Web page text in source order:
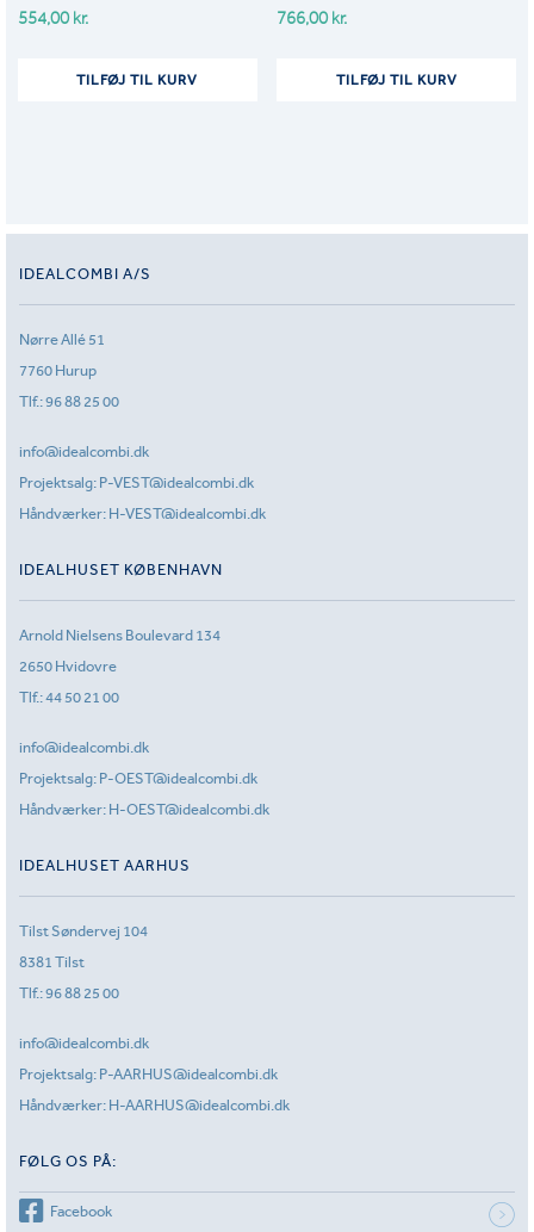
554,00kr.
TILFØJ TIL KURV
766,00kr.
TILFØJ TIL KURV
IDEALCOMBI A/S
Nørre Allé 51
7760 Hurup
Tlf.:96 88 25 00
info@idealcombi.dk
Projektsalg: P-VEST@idealcombi.dk
Håndværker: H-VEST@idealcombi.dk
IDEALHUSET KØBENHAVN
Arnold Nielsens Boulevard 134
2650 Hvidovre
Tlf.:44 50 21 00
info@idealcombi.dk
Projektsalg: P-OEST@idealcombi.dk
Håndværker: H-OEST@idealcombi.dk
IDEALHUSET AARHUS
Tilst Søndervej 104
8381 Tilst
Tlf.:96 88 25 00
info@idealcombi.dk
Projektsalg: P-AARHUS@idealcombi.dk
Håndværker: H-AARHUS@idealcombi.dk
FØLG OS PÅ:
Facebook